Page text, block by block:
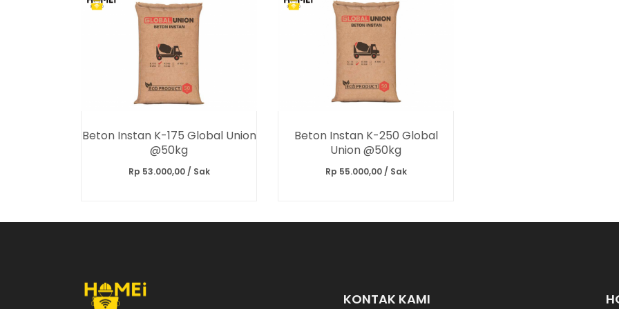
Beton Instan K-175 Global Union
@50kg
Rp 53.000,00 / Sak
Beton Instan K-250 Global
Union @50kg
Rp 55.000,00 / Sak
KONTAK KAMI